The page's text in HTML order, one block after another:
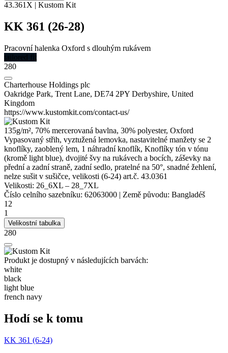
43.361X | Kustom Kit
KK 361 (26-28)
Pracovní halenka Oxford s dlouhým rukávem
tailored fit
280
Charterhouse Holdings plc
Oakridge Park, Trent Lane, DE74 2PY Derbyshire, United
Kingdom
https://www.kustomkit.com/contact-us/
135g/m², 70% mercerovaná bavlna, 30% polyester, Oxford
Vypasovaný střih, vyztužená lemovka, nastavitelné manžety se 2
knoflíky, zaoblený lem, 1 náhradní knoflík, Knoflíky tón v tónu
(kromě light blue), dvojité švy na rukávech a bocích, záševky na
přední a zadní straně, zadní sedlo, pratelné na 50°, snadné žehlení,
nelze sušit v sušičce, velikosti (6-24) art.č. 43.0361
Velikosti: 26_6XL – 28_7XL
Číslo celního sazebníku: 62063000 | Země původu: Bangladéš
12
1
Velikostní tabulka
280
Produkt je dostupný v následujících barvách:
white
black
light blue
french navy
Hodí se k tomu
KK 361 (6-24)